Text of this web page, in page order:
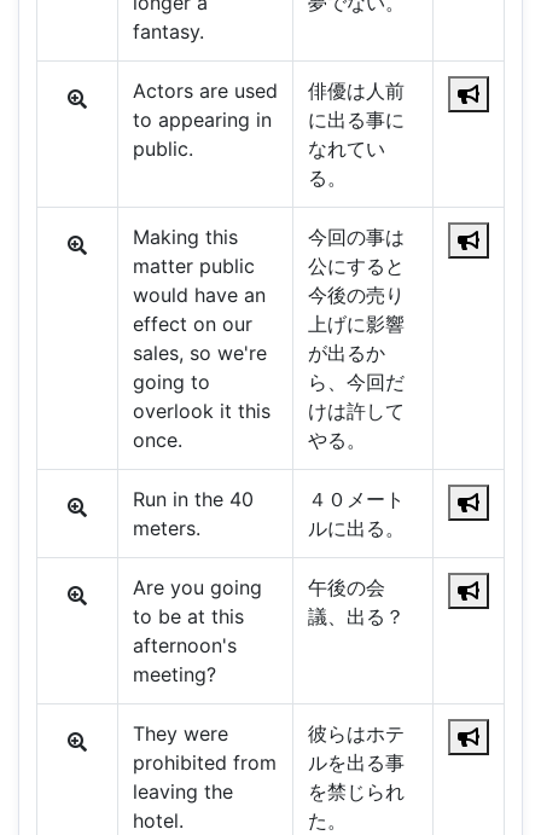
fantasy.
Actors are used
to appearing in
public.
俳優は人前
に出る事に
なれてい
る。
Making this
matter public
would have an
effect on our
sales, so we're
going to
overlook it this
once.
今回の事は
公にすると
今後の売り
上げに影響
が出るか
ら、今回だ
けは許して
やる。
Run in the 40
meters.
４０メート
ルに出る。
Are you going
to be at this
afternoon's
meeting?
午後の会
議、出る？
They were
prohibited from
leaving the
hotel.
彼らはホテ
ルを出る事
を禁じられ
た。